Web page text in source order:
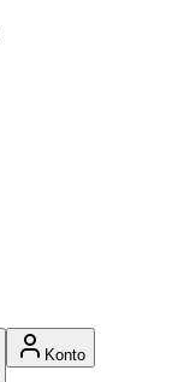
Konto